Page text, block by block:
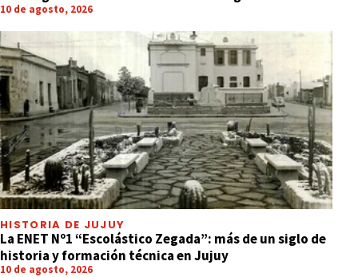
10 de agosto, 2026
HISTORIA DE JUJUY
La ENET Nº1 “Escolástico Zegada”: más de un siglo de
historia y formación técnica en Jujuy
10 de agosto, 2026